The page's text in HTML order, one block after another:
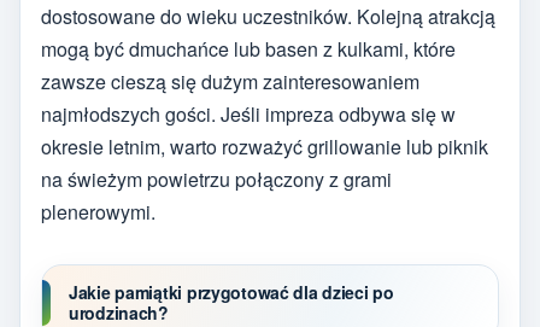
dostosowane do wieku uczestników. Kolejną atrakcją
mogą być dmuchańce lub basen z kulkami, które
zawsze cieszą się dużym zainteresowaniem
najmłodszych gości. Jeśli impreza odbywa się w
okresie letnim, warto rozważyć grillowanie lub piknik
na świeżym powietrzu połączony z grami
plenerowymi.
Jakie pamiątki przygotować dla dzieci po
urodzinach?